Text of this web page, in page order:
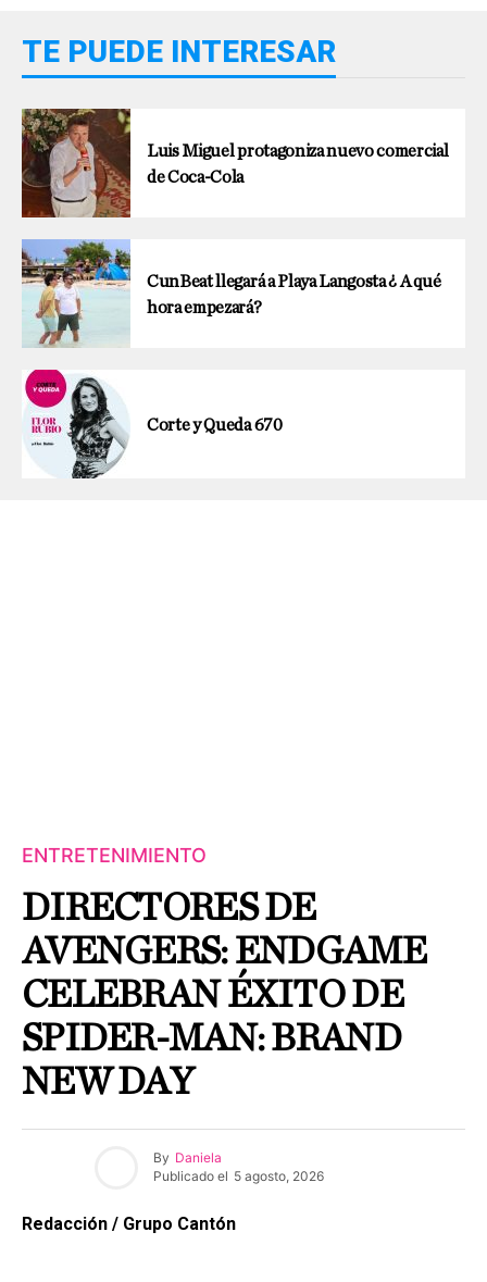
TE PUEDE INTERESAR
Luis Miguel protagoniza nuevo comercial
de Coca-Cola
CunBeat llegará a Playa Langosta ¿ A qué
hora empezará?
Corte y Queda 670
ENTRETENIMIENTO
DIRECTORES DE
AVENGERS: ENDGAME
CELEBRAN ÉXITO DE
SPIDER-MAN: BRAND
NEW DAY
By Daniela
Publicado el 5 agosto, 2026
Redacción / Grupo Cantón